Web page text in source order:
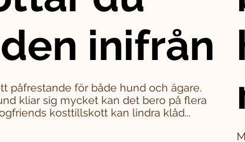
inifrån
påfrestande för både hund och ägare.
kliar sig mycket kan det bero på flera
kosttillskott kan lindra klåd...